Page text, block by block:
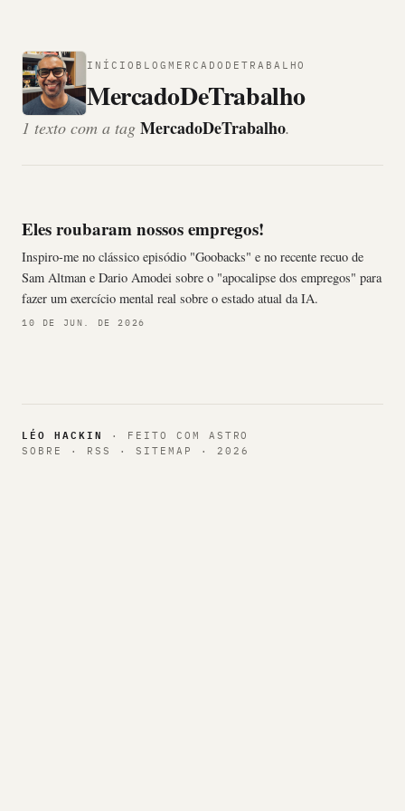
INÍCIO BLOG MERCADODETRABALHO
MercadoDeTrabalho
1 texto com a tag MercadoDeTrabalho.
Eles roubaram nossos empregos!
Inspiro-me no clássico episódio "Goobacks" e no recente recuo de
Sam Altman e Dario Amodei sobre o "apocalipse dos empregos" para
fazer um exercício mental real sobre o estado atual da IA.
10 DE JUN. DE 2026
LÉO HACKIN · FEITO COM ASTRO
SOBRE
· RSS · SITEMAP · 2026